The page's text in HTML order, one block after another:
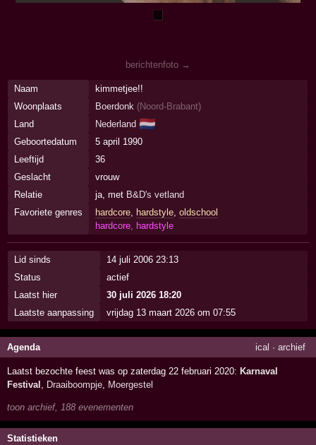
berichtenfoto →
Naam
kimmetjee!!
Woonplaats
Boerdonk (Noord-Brabant)
Land
Nederland 🇳🇱
Geboortedatum
5 april 1990
Leeftijd
36
Geslacht
vrouw
Relatie
ja, met B&D's vetland
Favoriete genres
hardcore, hardstyle, oldschool
hardcore, hardstyle
Lid sinds
14 juli 2006 23:13
Status
actief
Laatst hier
30 juli 2026 18:20
Laatste aanpassing
vrijdag 13 maart 2026 om 07:55
Agenda ical · archief
Laatst bezochte feest was op zaterdag 22 februari 2020: Karnaval
Festival , Draaiboompje, Moergestel
toon archief, 188 evenementen
Statistieken